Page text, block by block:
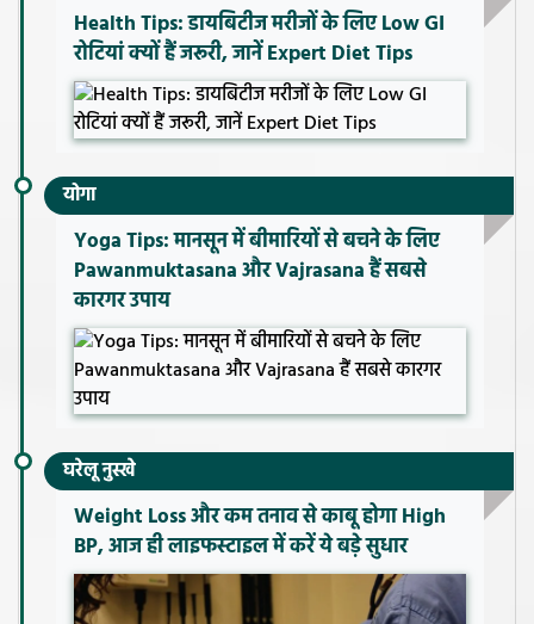
Health Tips: डायबिटीज मरीजों के लिए Low GI
रोटियां क्यों हैं जरूरी, जानें Expert Diet Tips
योगा
Yoga Tips: मानसून में बीमारियों से बचने के लिए
Pawanmuktasana और Vajrasana हैं सबसे
कारगर उपाय
घरेलू नुस्खे
Weight Loss और कम तनाव से काबू होगा High
BP, आज ही लाइफस्टाइल में करें ये बड़े सुधार